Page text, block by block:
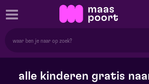
alle kinderen gratis